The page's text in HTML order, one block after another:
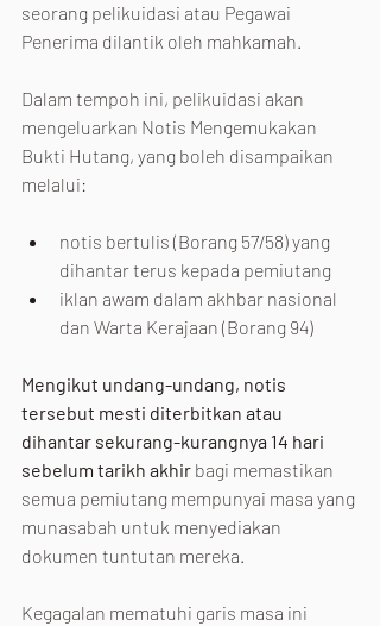
seorang pelikuidasi atau Pegawai
Penerima dilantik oleh mahkamah.
Dalam tempoh ini, pelikuidasi akan
mengeluarkan Notis Mengemukakan
Bukti Hutang, yang boleh disampaikan
melalui:
notis bertulis (Borang 57/58) yang
dihantar terus kepada pemiutang
iklan awam dalam akhbar nasional
dan Warta Kerajaan (Borang 94)
Mengikut undang-undang, notis
tersebut mesti diterbitkan atau
dihantar sekurang-kurangnya 14 hari
sebelum tarikh akhir bagi memastikan
semua pemiutang mempunyai masa yang
munasabah untuk menyediakan
dokumen tuntutan mereka.
Kegagalan mematuhi garis masa ini